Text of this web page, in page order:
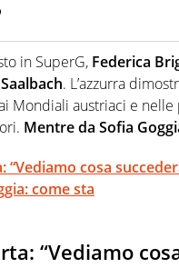
americani non hanno
la notizia dove altri non
in SuperG, Federica
Saalbach. L’azzurra
Mondiali austriaci e
Mentre da Sofia
cosa
come sta
“Vediamo